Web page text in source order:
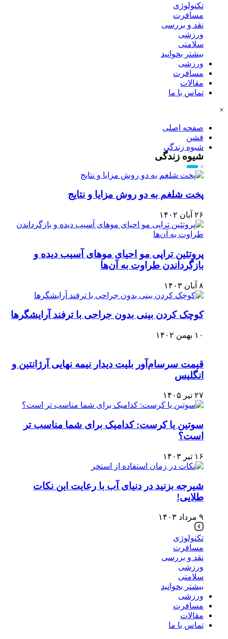
تکنولوژی
مسافرت
نقد و بررسی
ورزشی
سلامتی
بیشتر بخوانید
ورزشی
مسافرت
مقالات
تماس با ما
×
صفحه اصلی
فشن
شیوه زندگی
شیوه زندگی
پخت شلغم به دو روش مزایا و نتایج
۲۶ آبان ۱۴۰۲
پروتئین تراپی مو احیای موهای آسیب دیده و
بازگرداندن طراوت به آن‌ها
۸ آبان ۱۴۰۳
کوچک کردن بینی بدون جراحی با ترفند آرایشگرها
۱۰ بهمن ۱۴۰۲
قیمت سرسام‌آور بلیت دیدار نیمه نهایی آرژانتین و
انگلیس
۲۷ تیر ۱۴۰۵
سوتین یا کرست: کدامیک برای شما مناسب تر
است؟
۱۶ تیر ۱۴۰۳
شیرجه بزنید در دنیای آب با رعایت این نکات
طلایی!
۹ مرداد ۱۴۰۳
تکنولوژی
مسافرت
نقد و بررسی
ورزشی
سلامتی
بیشتر بخوانید
ورزشی
مسافرت
مقالات
تماس با ما